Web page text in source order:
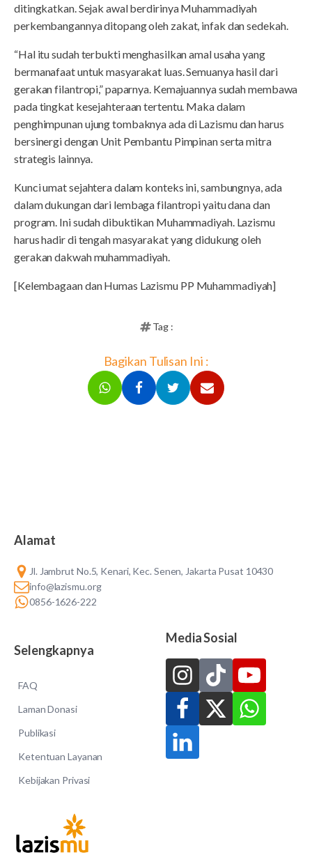
ditingkatkan. Sejak awal berdirinya Muhammadiyah
perkembangannya ditopang oleh zakat, infak dan sedekah.
“Hal itu sudah terbukti menghasilkan amal usaha yang
bermanafaat untuk masyarakat luas. Semuanya hasil dari
gerakan filantropi,” paparnya. Kemajuannya sudah membawa
pada tingkat kesejahteraan tertentu. Maka dalam
penghimpunan ujung tombaknya ada di Lazismu dan harus
bersinergi dengan Unit Pembantu Pimpinan serta mitra
strategis lainnya.
Kunci umat sejahtera dalam konteks ini, sambungnya, ada
dalam dukungan dari lembaga filantropi yaitu dana dan
program. Ini sudah dibuktikan Muhammadiyah. Lazismu
harus hadir di tengah masyarakat yang didukung oleh
gerakan dakwah muhammadiyah.
[Kelembagaan dan Humas Lazismu PP Muhammadiyah]
Tag :
Bagikan Tulisan Ini :
Alamat
Jl. Jambrut No.5, Kenari, Kec. Senen, Jakarta Pusat 10430
info@lazismu.org
0856-1626-222
Selengkapnya
FAQ
Laman Donasi
Publikasi
Ketentuan Layanan
Kebijakan Privasi
Media Sosial